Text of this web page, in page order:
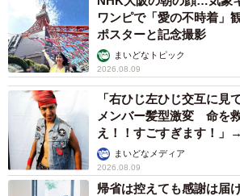
ワンピで「愛の不時着
ポスターと記念撮影
まいどなトピック
2026.08.09
「右ひじ左ひじ交互に見
メンバー髪型激変 命を
え！！すごすぎます！」
まいどなメディア
2026.08.09
帰省は控えても感謝は届